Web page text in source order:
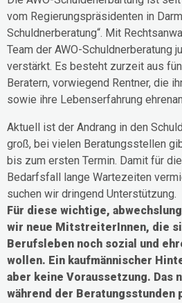
vom Regierungspräsidenten in
Schuldnerberatung“. Mit
Team der AWO-Schuldnerberatung
verstärkt. Es besteht zurzeit aus
Beratern, vorwiegend Rentner, die
sowie ihre Lebenserfahrung
Aktuell ist der Andrang in den
groß, bei vielen Beratungsstellen
bis zum ersten Termin. Damit für
Bedarfsfall lange Wartezeiten
suchen wir dringend Unterstützung.
Für diese wichtige,
wir neue MitstreiterInnen, die
Berufsleben noch sozial und
wollen. Ein kaufmännischer
aber keine Voraussetzung. Das
während der